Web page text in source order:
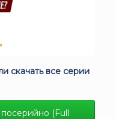
скачать все серии
посерийно (Full